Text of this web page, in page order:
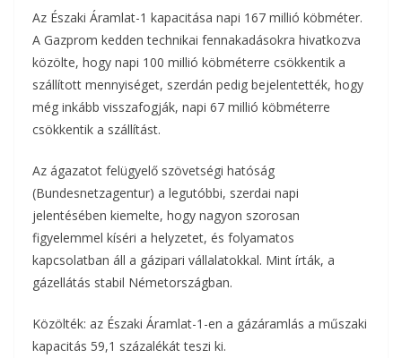
Az Északi Áramlat-1 kapacitása napi 167 millió köbméter.
A Gazprom kedden technikai fennakadásokra hivatkozva
közölte, hogy napi 100 millió köbméterre csökkentik a
szállított mennyiséget, szerdán pedig bejelentették, hogy
még inkább visszafogják, napi 67 millió köbméterre
csökkentik a szállítást.
Az ágazatot felügyelő szövetségi hatóság
(Bundesnetzagentur) a legutóbbi, szerdai napi
jelentésében kiemelte, hogy nagyon szorosan
figyelemmel kíséri a helyzetet, és folyamatos
kapcsolatban áll a gázipari vállalatokkal. Mint írták, a
gázellátás stabil Németországban.
Közölték: az Északi Áramlat-1-en a gázáramlás a műszaki
kapacitás 59,1 százalékát teszi ki.